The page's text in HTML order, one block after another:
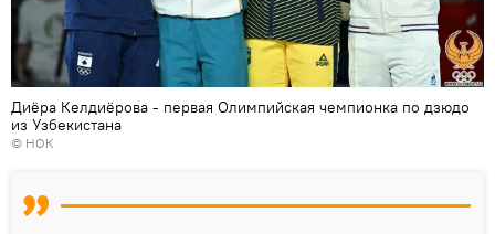
Диёра Келдиёрова - первая Олимпийская чемпионка по дзюдо
из Узбекистана
© НОК